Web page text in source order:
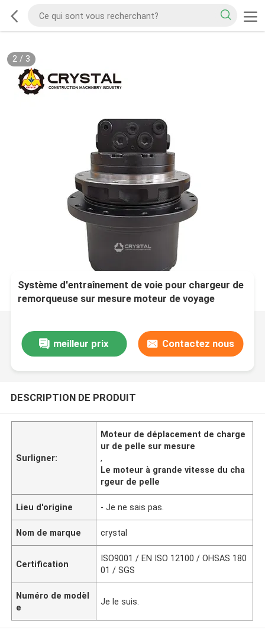
2/ 3
Système d'entraînement de voie pour chargeur de
remorqueuse sur mesure moteur de voyage
meilleur prix Contactez nous
DESCRIPTION DE PRODUIT
Surligner:
Moteur de déplacement de charge
ur de pelle sur mesure
,
Le moteur à grande vitesse du cha
rgeur de pelle
Lieu d'origine - Je ne sais pas.
Nom de marque crystal
Certification
ISO9001 / EN ISO 12100 / OHSAS 180
01 / SGS
Numéro de modèl
e
Je le suis.